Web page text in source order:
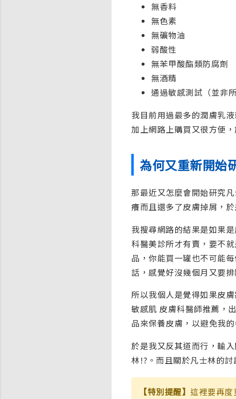
無香料
無色素
無礦物油
弱酸性
無苯甲酸酯類防腐劑
無酒精
通過敏感測試（並非
我目前用過最多的潤膚乳
加上網路上購買又很方便
為何又重新開始
那最近又怎麼會開始研究
癢而且還多了皮膚掉屑，
我搜尋網路的結果是如果
科醫美診所才有賣，要不
品，你能買一罐也不可能
話，感覺好沒幾個月又要
所以我個人是覺得如果皮
敏感肌 皮膚科醫師推薦，
品來保養皮膚，以避免我的
於是我又反其道而行，輸
林!?。而且關於凡士林的討
【特別提醒】 這裡要再